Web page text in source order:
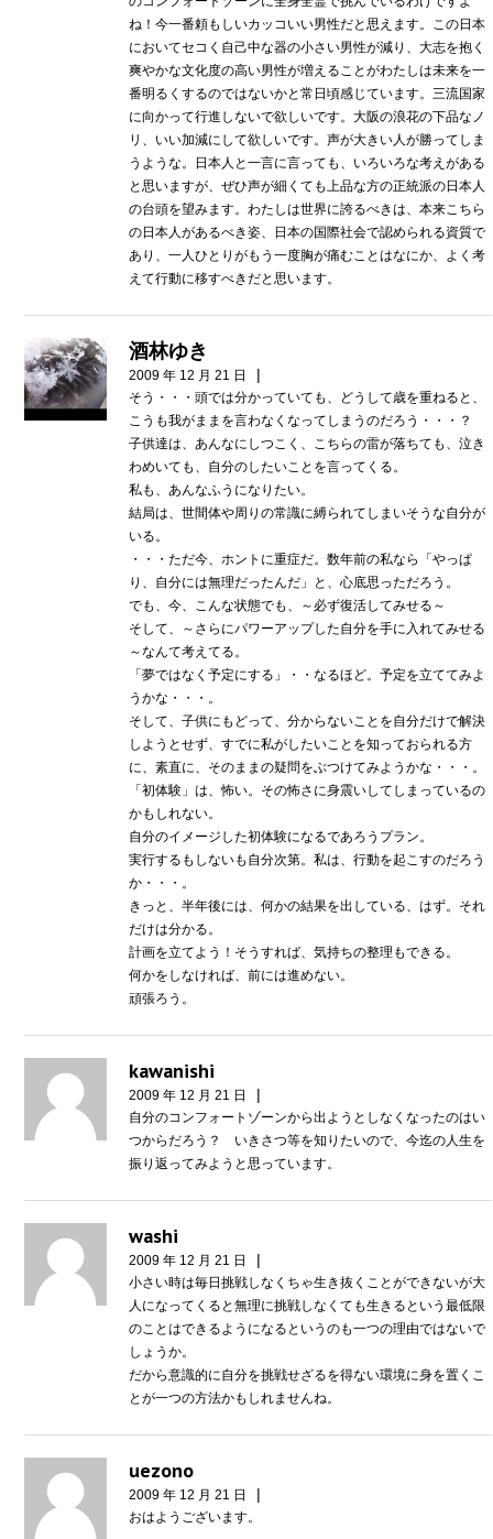
ね！今一番頼もしいカッコいい男性だと思えます。この日本
においてセコく自己中な器の小さい男性が減り、大志を抱く
爽やかな文化度の高い男性が増えることがわたしは未来を一
番明るくするのではないかと常日頃感じています。三流国家
に向かって行進しないで欲しいです。大阪の浪花の下品なノ
リ、いい加減にして欲しいです。声が大きい人が勝ってしま
うような。日本人と一言に言っても、いろいろな考えがある
と思いますが、ぜひ声が細くても上品な方の正統派の日本人
の台頭を望みます。わたしは世界に誇るべきは、本来こちら
の日本人があるべき姿、日本の国際社会で認められる資質で
あり、一人ひとりがもう一度胸が痛むことはなにか、よく考
えて行動に移すべきだと思います。
酒林ゆき
2009 年 12 月 21 日 |
そう・・・頭では分かっていても、どうして歳を重ねると、
こうも我がままを言わなくなってしまうのだろう・・・？
子供達は、あんなにしつこく、こちらの雷が落ちても、泣き
わめいても、自分のしたいことを言ってくる。
私も、あんなふうになりたい。
結局は、世間体や周りの常識に縛られてしまいそうな自分が
いる。
・・・ただ今、ホントに重症だ。数年前の私なら「やっぱ
り、自分には無理だったんだ」と、心底思っただろう。
でも、今、こんな状態でも、～必ず復活してみせる～
そして、～さらにパワーアップした自分を手に入れてみせる
～なんて考えてる。
「夢ではなく予定にする」・・なるほど。予定を立ててみよ
うかな・・・。
そして、子供にもどって、分からないことを自分だけで解決
しようとせず、すでに私がしたいことを知っておられる方
に、素直に、そのままの疑問をぶつけてみようかな・・・。
「初体験」は、怖い。その怖さに身震いしてしまっているの
かもしれない。
自分のイメージした初体験になるであろうプラン。
実行するもしないも自分次第。私は、行動を起こすのだろう
か・・・。
きっと、半年後には、何かの結果を出している、はず。それ
だけは分かる。
計画を立てよう！そうすれば、気持ちの整理もできる。
何かをしなければ、前には進めない。
頑張ろう。
kawanishi
2009 年 12 月 21 日 |
自分のコンフォートゾーンから出ようとしなくなったのはい
つからだろう？ いきさつ等を知りたいので、今迄の人生を
振り返ってみようと思っています。
washi
2009 年 12 月 21 日 |
小さい時は毎日挑戦しなくちゃ生き抜くことができないが大
人になってくると無理に挑戦しなくても生きるという最低限
のことはできるようになるというのも一つの理由ではないで
しょうか。
だから意識的に自分を挑戦せざるを得ない環境に身を置くこ
とが一つの方法かもしれませんね。
uezono
2009 年 12 月 21 日 |
おはようございます。